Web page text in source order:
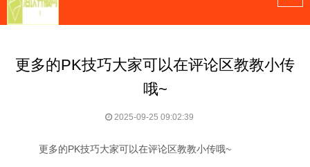
更多的PK技巧大家可以在评论区教教小传
哦~
2025-09-25 09:02:39
更多的PK技巧大家可以在评论区教教小传哦~